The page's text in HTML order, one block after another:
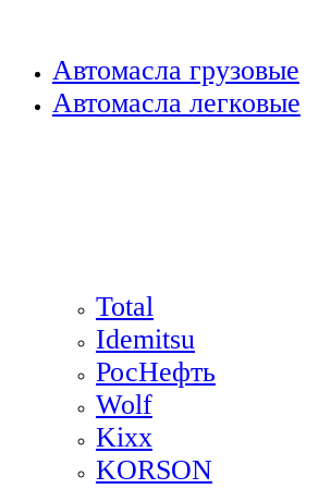
Автомасла грузовые
Автомасла легковые
Total
Idemitsu
РосНефть
Wolf
Kixx
KORSON